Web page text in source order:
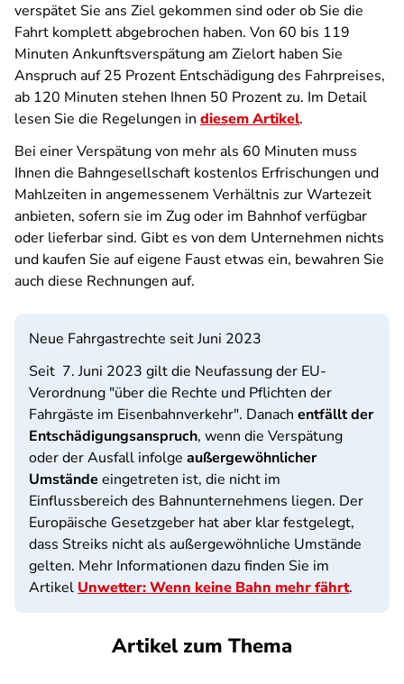
verspätet Sie ans Ziel gekommen sind oder ob Sie die
Fahrt komplett abgebrochen haben. Von 60 bis 119
Minuten Ankunftsverspätung am Zielort haben Sie
Anspruch auf 25 Prozent Entschädigung des Fahrpreises,
ab 120 Minuten stehen Ihnen 50 Prozent zu. Im Detail
lesen Sie die Regelungen in diesem Artikel.
Bei einer Verspätung von mehr als 60 Minuten muss
Ihnen die Bahngesellschaft kostenlos Erfrischungen und
Mahlzeiten in angemessenem Verhältnis zur Wartezeit
anbieten, sofern sie im Zug oder im Bahnhof verfügbar
oder lieferbar sind. Gibt es von dem Unternehmen nichts
und kaufen Sie auf eigene Faust etwas ein, bewahren Sie
auch diese Rechnungen auf.
Neue Fahrgastrechte seit Juni 2023
Seit 7. Juni 2023 gilt die Neufassung der EU-
Verordnung "über die Rechte und Pflichten der
Fahrgäste im Eisenbahnverkehr". Danach entfällt der
Entschädigungsanspruch, wenn die Verspätung
oder der Ausfall infolge außergewöhnlicher
Umstände eingetreten ist, die nicht im
Einflussbereich des Bahnunternehmens liegen. Der
Europäische Gesetzgeber hat aber klar festgelegt,
dass Streiks nicht als außergewöhnliche Umstände
gelten. Mehr Informationen dazu finden Sie im
Artikel Unwetter: Wenn keine Bahn mehr fährt.
Artikel zum Thema